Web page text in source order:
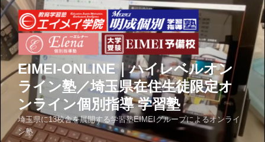
コ
ン
テ
ン
ツ
へ
プ
EIMEI-ONLINE｜ハイレベルオン
ライン塾／埼玉県在住生徒限定オ
ンライン個別指導 学習塾
埼玉県に13校舎を展開する学習塾EIMEIグループによるオンライ
ン塾